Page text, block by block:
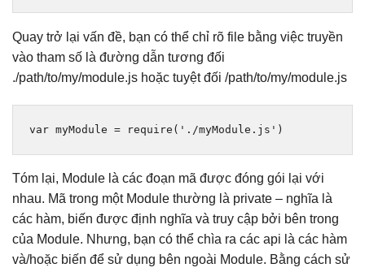
Quay trở lại vấn đề, bạn có thể chỉ rõ file bằng việc truyền
vào tham số là đường dẫn tương đối
./path/to/my/module.js hoặc tuyệt đối /path/to/my/module.js
var myModule = require ( './myModule.js' )
Tóm lại, Module là các đoạn mã được đóng gói lại với
nhau. Mã trong một Module thường là private – nghĩa là
các hàm, biến được định nghĩa và truy cập bởi bên trong
của Module. Nhưng, bạn có thể chìa ra các api là các hàm
và/hoặc biến để sử dụng bên ngoài Module. Bằng cách sử